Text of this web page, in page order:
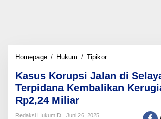
Homepage / Hukum / TipikorKasus
Jalan
di
Selayar,
Kasus Korupsi Jalan di
Terpidana Kembalikan
Rp2,24 Miliar
Redaksi HukumID
Juni 26, 2025